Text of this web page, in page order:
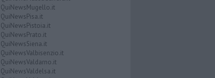
QuiNewsMugello.it
QuiNewsPisa.it
QuiNewsPistoia.it
QuiNewsPrato.it
QuiNewsSiena.it
QuiNewsValbisenzio.it
QuiNewsValdarno.it
QuiNewsValdelsa.it